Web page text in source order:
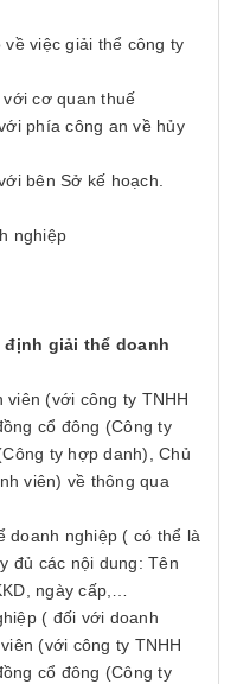
việc giải thể công ty
cơ quan thuế
phía công an về hủy
bên Sở kế hoạch.
nghiệp
giải thể doanh
viên (với công ty TNHH
cổ đông (Công ty
ty hợp danh), Chủ
viên) về thông qua
doanh nghiệp ( có thể là
đủ các nội dung: Tên
ngày cấp,…
( đối với doanh
(với công ty TNHH
cổ đông (Công ty